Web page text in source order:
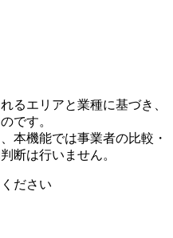
るエリアと業種に基づき、
です。
本機能では事業者の比較・
断は行いません。
ださい